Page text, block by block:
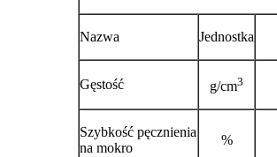
Nazwa Jednostka
Gęstość g/cm3
Szybkość pęcznienia
na mokro
%